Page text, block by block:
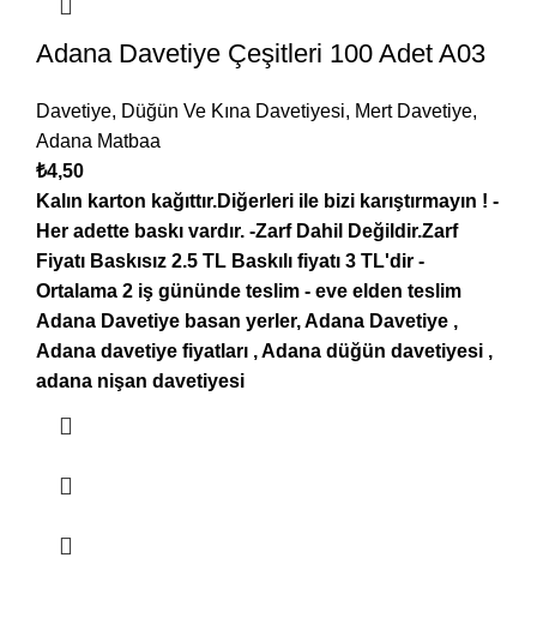
Adana Davetiye Çeşitleri 100 Adet A03
Davetiye, Düğün Ve Kına Davetiyesi, Mert Davetiye,
Adana Matbaa
₺4,50
Kalın karton kağıttır.Diğerleri ile bizi karıştırmayın ! -
Her adette baskı vardır. -Zarf Dahil Değildir.Zarf
Fiyatı Baskısız 2.5 TL Baskılı fiyatı 3 TL'dir -
Ortalama 2 iş gününde teslim - eve elden teslim
Adana Davetiye basan yerler, Adana Davetiye ,
Adana davetiye fiyatları , Adana düğün davetiyesi ,
adana nişan davetiyesi